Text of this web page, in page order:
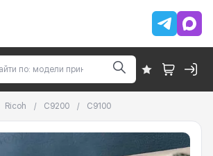
Ricoh / C9200 / C9100